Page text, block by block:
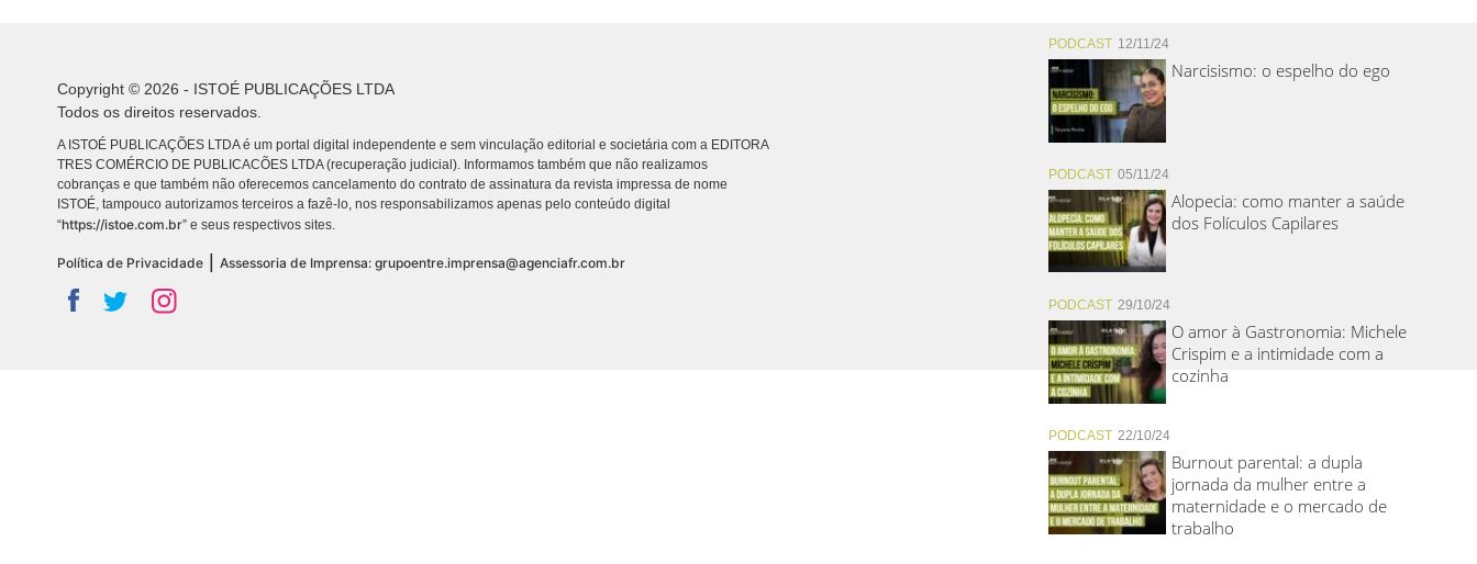
PODCAST 12/11/24
Narcisismo: o espelho do ego
PODCAST 05/11/24
Alopecia: como manter a saúde
dos Folículos Capilares
PODCAST 29/10/24
O amor à Gastronomia: Michele
Crispim e a intimidade com a
cozinha
PODCAST 22/10/24
Burnout parental: a dupla
jornada da mulher entre a
maternidade e o mercado de
trabalho
Copyright © 2026 - ISTOÉ PUBLICAÇÕES LTDA
Todos os direitos reservados.
A ISTOÉ PUBLICAÇÕES LTDA é um portal digital independente e sem vinculação editorial e societária com a EDITORA
TRES COMÉRCIO DE PUBLICACÕES LTDA (recuperação judicial). Informamos também que não realizamos
cobranças e que também não oferecemos cancelamento do contrato de assinatura da revista impressa de nome
ISTOÉ, tampouco autorizamos terceiros a fazê-lo, nos responsabilizamos apenas pelo conteúdo digital
“https://istoe.com.br” e seus respectivos sites.
Política de Privacidade Assessoria de Imprensa: grupoentre.imprensa@agenciafr.com.br